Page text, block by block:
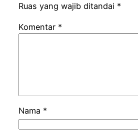
Ruas yang wajib ditandai *
Komentar *
Nama *